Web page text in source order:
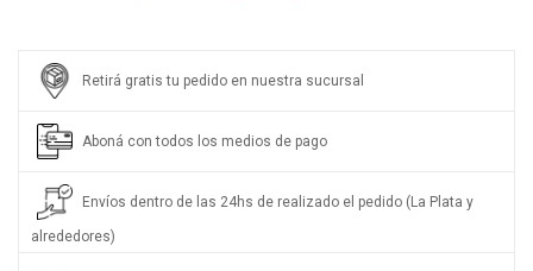
Retirá gratis tu pedido en nuestra sucursal
Aboná con todos los medios de pago
Envíos dentro de las 24hs de realizado el pedido (La Plata y
alrededores)